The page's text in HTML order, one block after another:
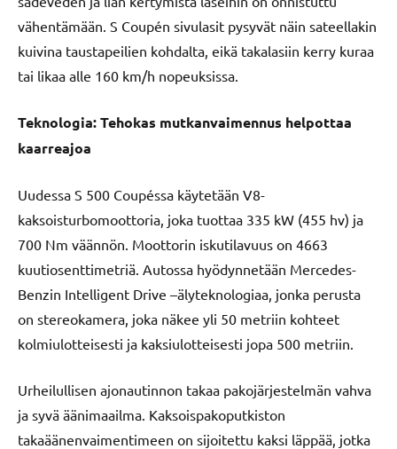
vähentämään. S Coupén sivulasit pysyvät näin sateellakin
kuivina taustapeilien kohdalta, eikä takalasiin kerry kuraa
tai likaa alle 160 km/h nopeuksissa.
Teknologia: Tehokas mutkanvaimennus helpottaa
kaarreajoa
Uudessa S 500 Coupéssa käytetään V8-
kaksoisturbomoottoria, joka tuottaa 335 kW (455 hv) ja
700 Nm väännön. Moottorin iskutilavuus on 4663
kuutiosenttimetriä. Autossa hyödynnetään Mercedes-
Benzin Intelligent Drive –älyteknologiaa, jonka perusta
on stereokamera, joka näkee yli 50 metriin kohteet
kolmiulotteisesti ja kaksiulotteisesti jopa 500 metriin.
Urheilullisen ajonautinnon takaa pakojärjestelmän vahva
ja syvä äänimaailma. Kaksoispakoputkiston
takaäänenvaimentimeen on sijoitettu kaksi läppää, jotka